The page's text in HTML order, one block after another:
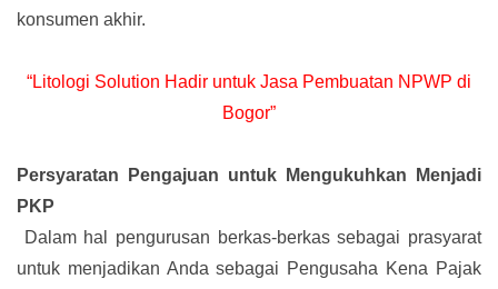
konsumen akhir.
“Litologi Solution Hadir untuk Jasa Pembuatan NPWP di
Bogor”
Persyaratan Pengajuan untuk Mengukuhkan Menjadi
PKP
Dalam hal pengurusan berkas-berkas sebagai prasyarat
untuk menjadikan Anda sebagai Pengusaha Kena Pajak